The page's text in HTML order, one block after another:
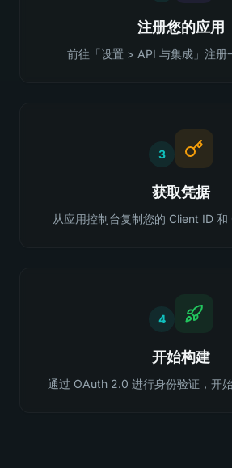
注册您的应用
前往「设置 > API 与集成」注册
3
获取凭据
从应用控制台复制您的 Client ID 和
4
开始构建
通过 OAuth 2.0 进行身份验证，开始